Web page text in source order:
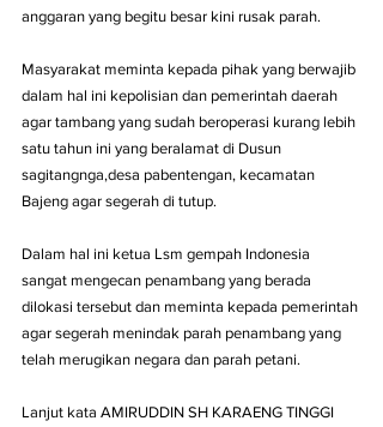
anggaran yang begitu besar kini rusak parah.
Masyarakat meminta kepada pihak yang berwajib
dalam hal ini kepolisian dan pemerintah daerah
agar tambang yang sudah beroperasi kurang lebih
satu tahun ini yang beralamat di Dusun
sagitangnga,desa pabentengan, kecamatan
Bajeng agar segerah di tutup.
Dalam hal ini ketua Lsm gempah Indonesia
sangat mengecan penambang yang berada
dilokasi tersebut dan meminta kepada pemerintah
agar segerah menindak parah penambang yang
telah merugikan negara dan parah petani.
Lanjut kata AMIRUDDIN SH KARAENG TINGGI